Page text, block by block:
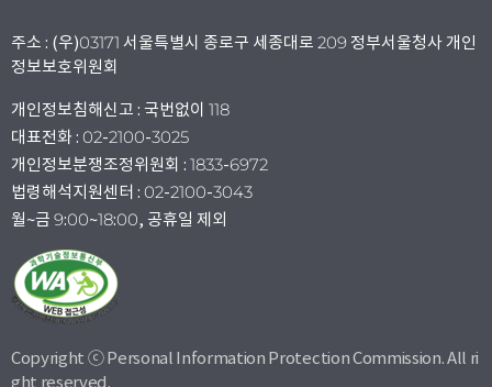
주소 : (우)03171 서울특별시 종로구 세종대로 209 정부서울청사 개인
정보보호위원회
개인정보침해신고 : 국번없이 118
대표전화 : 02-2100-3025
개인정보분쟁조정위원회 : 1833-6972
법령해석지원센터 : 02-2100-3043
월~금 9:00~18:00, 공휴일 제외
Copyright ⓒ Personal Information Protection Commission. All ri
ght reserved.